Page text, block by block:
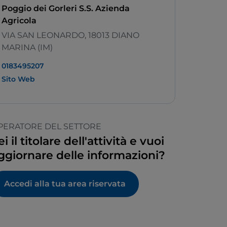
Poggio dei Gorleri S.S. Azienda
Agricola
VIA SAN LEONARDO, 18013 DIANO
MARINA (IM)
0183495207
Sito Web
DEL SETTORE
il titolare dell'attività e vuoi
delle informazioni?
Accedi alla tua area riservata